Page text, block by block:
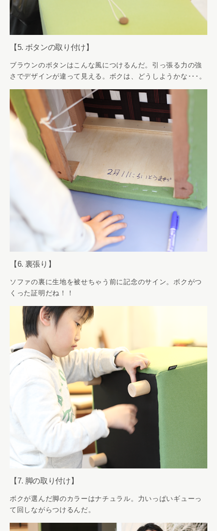
【5. ボタンの取り付け】
ブラウンのボタンはこんな風につけるんだ。引っ張る力の強
さでデザインが違って見える。ボクは、どうしようかな･･･。
【6. 裏張り】
ソファの裏に生地を被せちゃう前に記念のサイン。ボクがつ
くった証明だね！！
【7. 脚の取り付け】
ボクが選んだ脚のカラーはナチュラル。力いっぱいギューっ
て回しながらつけるんだ。